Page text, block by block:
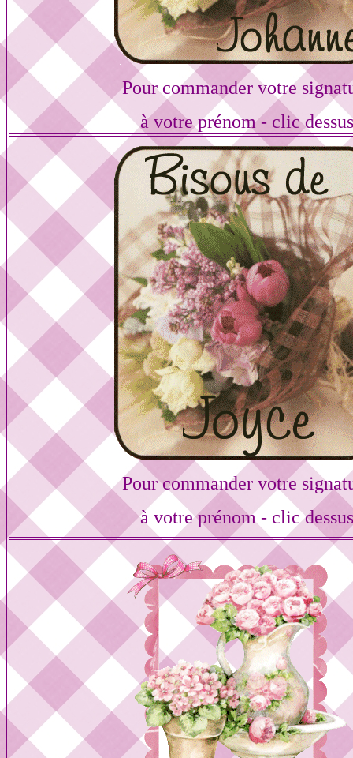
Pour commander votre
à votre prénom - clic dessus
Pour commander votre
à votre prénom - clic dessus